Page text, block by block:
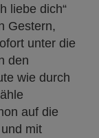
liebe dich“
Gestern,
unter die
den
wie durch
auf die
mit